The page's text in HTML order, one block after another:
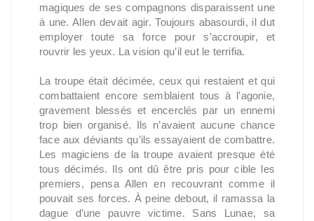
magiques de ses compagnons disparaissent une
à une. Allen devait agir. Toujours abasourdi, il dut
employer toute sa force pour s’accroupir, et
rouvrir les yeux. La vision qu’il eut le terrifia.
La troupe était décimée, ceux qui restaient et qui
combattaient encore semblaient tous à l’agonie,
gravement blessés et encerclés par un ennemi
trop bien organisé. Ils n’avaient aucune chance
face aux déviants qu’ils essayaient de combattre.
Les magiciens de la troupe avaient presque été
tous décimés. Ils ont dû être pris pour cible les
premiers, pensa Allen en recouvrant comme il
pouvait ses forces. À peine debout, il ramassa la
dague d’une pauvre victime. Sans Lunae, sa